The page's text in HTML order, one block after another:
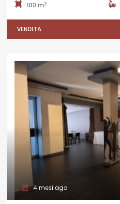
100 m2
VENDITA
4 mesi ago